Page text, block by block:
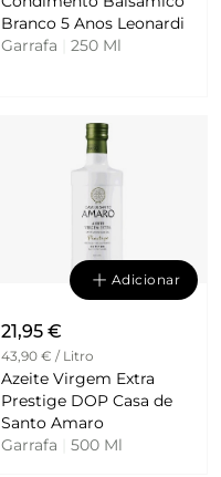
Branco 5 Anos Leonardi
Garrafa
250 Ml
Adicionar
21,95 €
43,90 € / Litro
Azeite Virgem Extra
Prestige DOP Casa de
Santo Amaro
Garrafa
500 Ml